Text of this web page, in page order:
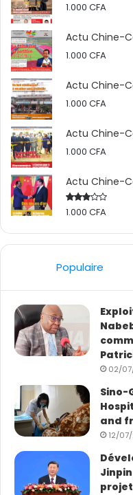
1.000 CFA
Actu Chine-
1.000 CFA
Actu Chine-
1.000 CFA
Actu Chine-
1.000 CFA
Actu Chine-
Rated
1.000 CFA
Populaire
02/
Sino-
and
12/